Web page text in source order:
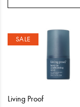
SALE
Living Proof